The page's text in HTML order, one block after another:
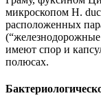
микроскопом Н.
расположенных
имеют спор и
полюсах.